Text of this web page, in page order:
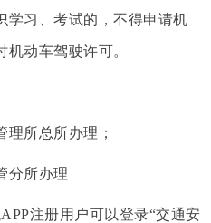
学习、考试的，不得申请机
动车驾驶许可。
所总所办理；
所办理
注册用户可以登录“交通安